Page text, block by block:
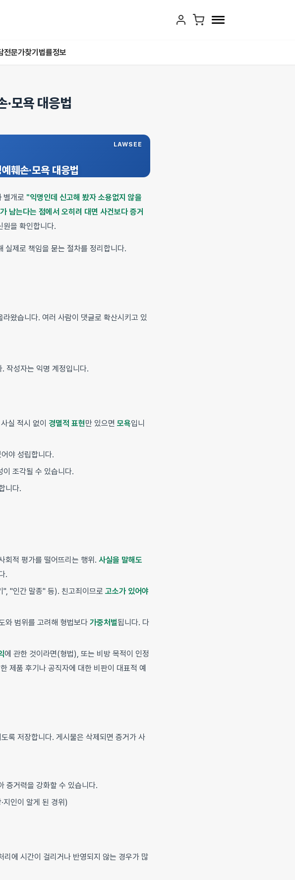
전문가찾기 법률정보
모욕 대응법
훼손·모욕 대응법
LAWSEE
별개로 "익명인데 신고해 봤자 소용없지 않을
남는다는 점에서 오히려 대면 사건보다 증거
원을 확인합니다.
실제로 책임을 묻는 절차를 정리합니다.
왔습니다. 여러 사람이 댓글로 확산시키고 있
작성자는 익명 계정입니다.
실 적시 없이 경멸적 표현만 있으면 모욕입니
야 성립합니다.
이 조각될 수 있습니다.
니다.
회적 평가를 떨어뜨리는 행위. 사실을 말해도
.
", "인간 말종" 등). 친고죄이므로 고소가 있어야
와 범위를 고려해 형법보다 가중처벌됩니다. 다
에 관한 것이라면(형법), 또는 비방 목적이 인정
제품 후기나 공직자에 대한 비판이 대표적 예
록 저장합니다. 게시물은 삭제되면 증거가 사
증거력을 강화할 수 있습니다.
인이 알게 된 경위)
에 시간이 걸리거나 반영되지 않는 경우가 많